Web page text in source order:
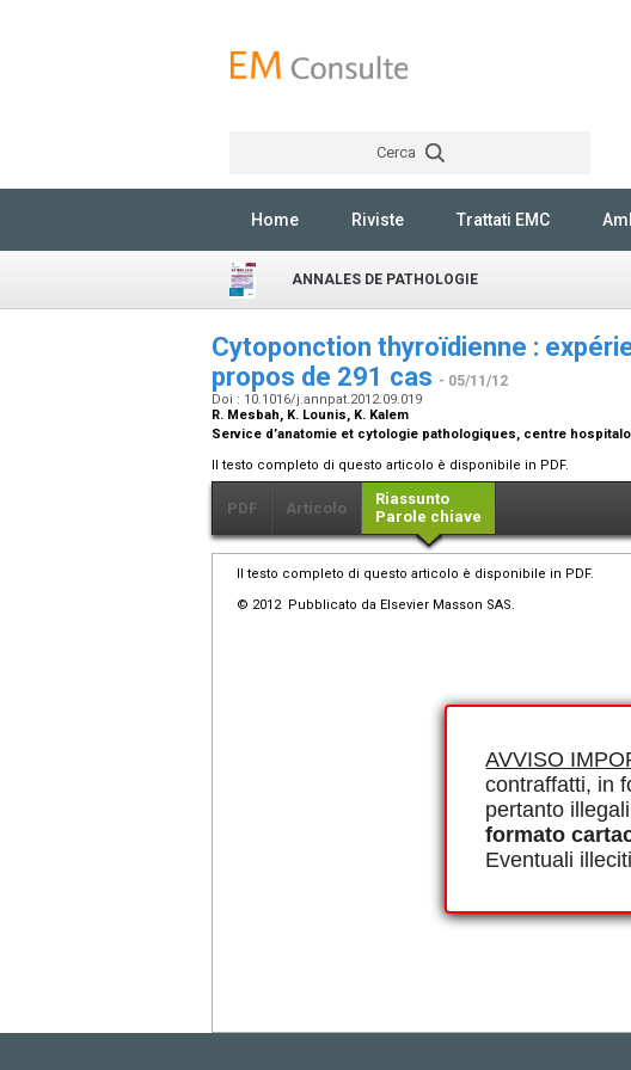
AVVISO
contraffatti, in
pertanto
formato
Eventuali
Cerca
Home Riviste Trattati EMC
ANNALES DE PATHOLOGIE
Cytoponction thyroïdienne :
propos de 291 cas - 05/11/12
Doi : 10.1016/j.annpat.2012.09.019
R. Mesbah, K. Lounis, K. Kalem
Service d’anatomie et cytologie pathologiques, centre
Il testo completo di questo articolo è disponibile in PDF.
PDF Articolo
Riassunto
Parole chiave
Il testo completo di questo articolo è disponibile in PDF.
© 2012 Pubblicato da Elsevier Masson SAS.